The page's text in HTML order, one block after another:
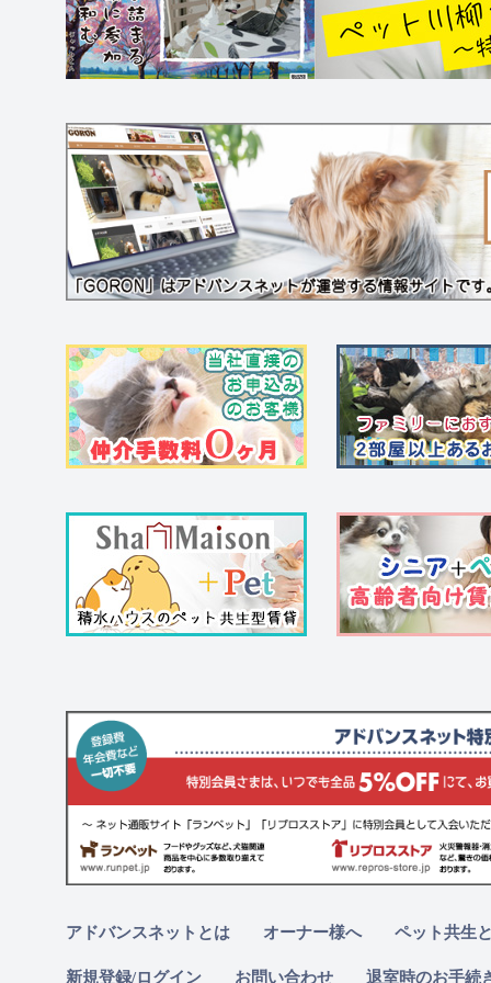
アドバンスネットとは オーナー様へ ペット共生
新規登録/ログイン お問い合わせ 退室時のお手続